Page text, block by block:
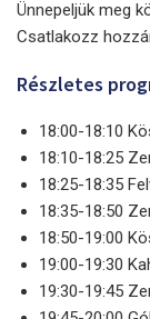
Ünnepeljük meg
Csatlakozz
Részletes
18:00-18:10
18:10-18:25
18:25-18:35
18:35-18:50
18:50-19:00
19:00-19:30
19:30-19:45